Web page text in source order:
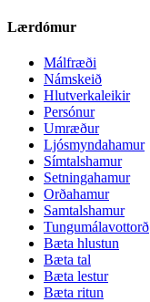
Lærdómur
Málfræði
Námskeið
Hlutverkaleikir
Persónur
Umræður
Ljósmyndahamur
Símtalshamur
Setningahamur
Orðahamur
Samtalshamur
Tungumálavottorð
Bæta hlustun
Bæta tal
Bæta lestur
Bæta ritun